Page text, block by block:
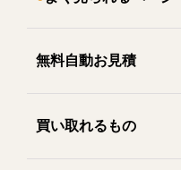
無料自動お見積
買い取れるもの